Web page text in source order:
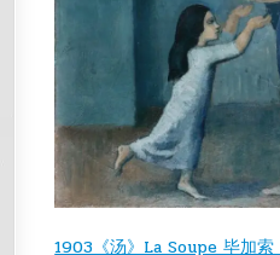
1903《汤》La Soupe 毕加